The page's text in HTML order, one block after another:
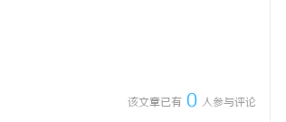
该文章已有 0 人参与评论